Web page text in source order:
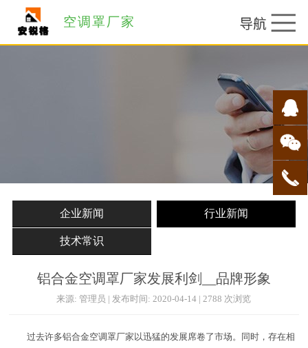
空调罩厂家
企业新闻 行业新闻
技术常识
铝合金空调罩厂家发展利剑__品牌形象
来源: 管理员 | 发布时间: 2020-04-14 | 2788 次浏览
过去许多铝合金空调罩厂家以迅猛的发展席卷了市场。同时，存在相